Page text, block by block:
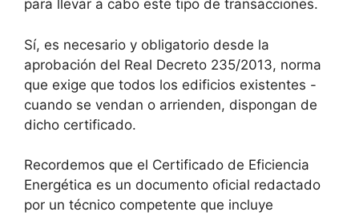
para llevar a cabo este tipo de transacciones.
Sí, es necesario y obligatorio desde la
aprobación del Real Decreto 235/2013, norma
que exige que todos los edificios existentes -
cuando se vendan o arrienden, dispongan de
dicho certificado.
Recordemos que el Certificado de Eficiencia
Energética es un documento oficial redactado
por un técnico competente que incluye